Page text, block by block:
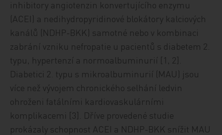
inhibitory angiotenzin konvertujícího enzymu
(ACEI) a nedihydropyridinové blokátory kalciových
kanálů (NDHP-BKK) samotné nebo v kombinaci
zabrání vzniku nefropatie u pacientů s diabetem 2.
typu, hypertenzí a normoalbuminurií [1, 2].
Diabetici 2. typu s mikroalbuminurií (MAU) jsou
více než vývojem chronického selhání ledvin
ohroženi fatálními kardiovaskulárními
komplikacemi [3]. Dříve provedené studie
prokázaly schopnost ACEI a NDHP-BKK snížit MAU